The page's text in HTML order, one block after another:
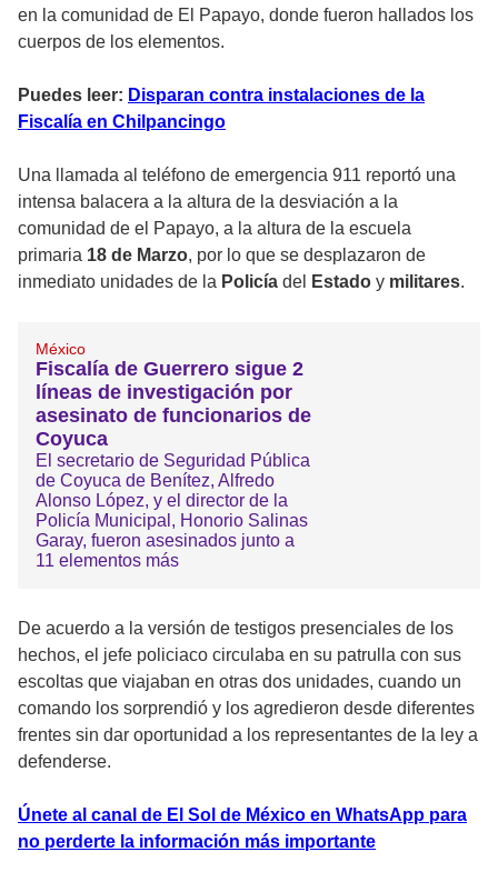
en la comunidad de El Papayo, donde fueron hallados los
cuerpos de los elementos.
Puedes leer: Disparan contra instalaciones de la
Fiscalía en Chilpancingo
Una llamada al teléfono de emergencia 911 reportó una
intensa balacera a la altura de la desviación a la
comunidad de el Papayo, a la altura de la escuela
primaria 18 de Marzo, por lo que se desplazaron de
inmediato unidades de la Policía del Estado y militares.
México
Fiscalía de Guerrero sigue 2
líneas de investigación por
asesinato de funcionarios de
Coyuca
El secretario de Seguridad Pública
de Coyuca de Benítez, Alfredo
Alonso López, y el director de la
Policía Municipal, Honorio Salinas
Garay, fueron asesinados junto a
11 elementos más
De acuerdo a la versión de testigos presenciales de los
hechos, el jefe policiaco circulaba en su patrulla con sus
escoltas que viajaban en otras dos unidades, cuando un
comando los sorprendió y los agredieron desde diferentes
frentes sin dar oportunidad a los representantes de la ley a
defenderse.
Únete al canal de El Sol de México en WhatsApp para
no perderte la información más importante